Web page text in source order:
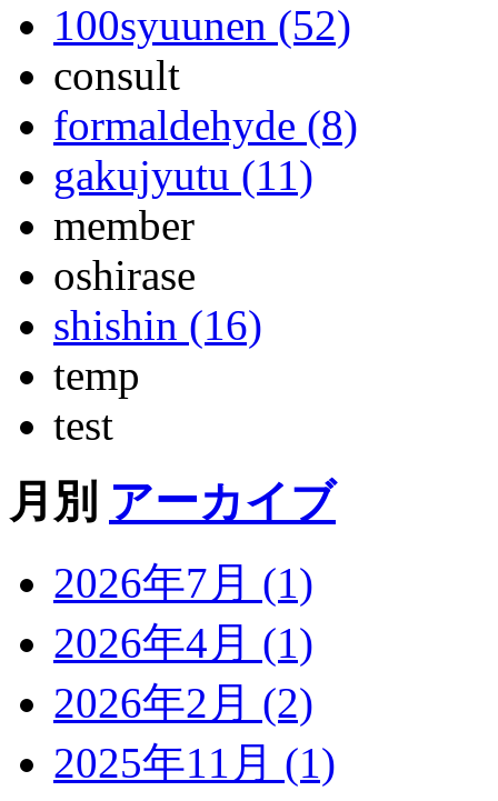
100syuunen (52)
consult
formaldehyde (8)
gakujyutu (11)
member
oshirase
shishin (16)
temp
test
月別 アーカイブ
2026年7月 (1)
2026年4月 (1)
2026年2月 (2)
2025年11月 (1)